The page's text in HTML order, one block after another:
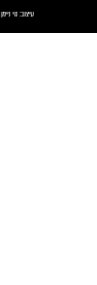
עיצוב:נוי ניימן